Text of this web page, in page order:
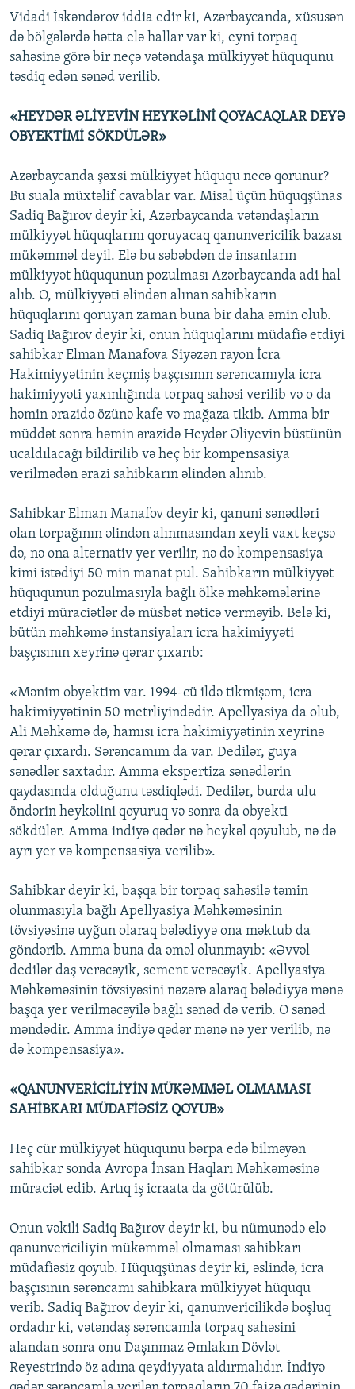
Vidadi İskəndərov iddia edir ki, Azərbaycanda, xüsusən
də bölgələrdə hətta elə hallar var ki, eyni torpaq
sahəsinə görə bir neçə vətəndaşa mülkiyyət hüququnu
təsdiq edən sənəd verilib.
«HEYDƏR ƏLİYEVİN HEYKƏLİNİ QOYACAQLAR DEYƏ
OBYEKTİMİ SÖKDÜLƏR»
Azərbaycanda şəxsi mülkiyyət hüququ necə qorunur?
Bu suala müxtəlif cavablar var. Misal üçün hüquqşünas
Sadiq Bağırov deyir ki, Azərbaycanda vətəndaşların
mülkiyyət hüquqlarını qoruyacaq qanunvericilik bazası
mükəmməl deyil. Elə bu səbəbdən də insanların
mülkiyyət hüququnun pozulması Azərbaycanda adi hal
alıb. O, mülkiyyəti əlindən alınan sahibkarın
hüquqlarını qoruyan zaman buna bir daha əmin olub.
Sadiq Bağırov deyir ki, onun hüquqlarını müdafiə etdiyi
sahibkar Elman Manafova Siyəzən rayon İcra
Hakimiyyətinin keçmiş başçısının sərəncamıyla icra
hakimiyyəti yaxınlığında torpaq sahəsi verilib və o da
həmin ərazidə özünə kafe və mağaza tikib. Amma bir
müddət sonra həmin ərazidə Heydər Əliyevin büstünün
ucaldılacağı bildirilib və heç bir kompensasiya
verilmədən ərazi sahibkarın əlindən alınıb.
Sahibkar Elman Manafov deyir ki, qanuni sənədləri
olan torpağının əlindən alınmasından xeyli vaxt keçsə
də, nə ona alternativ yer verilir, nə də kompensasiya
kimi istədiyi 50 min manat pul. Sahibkarın mülkiyyət
hüququnun pozulmasıyla bağlı ölkə məhkəmələrinə
etdiyi müraciətlər də müsbət nəticə verməyib. Belə ki,
bütün məhkəmə instansiyaları icra hakimiyyəti
başçısının xeyrinə qərar çıxarıb:
«Mənim obyektim var. 1994-cü ildə tikmişəm, icra
hakimiyyətinin 50 metrliyindədir. Apellyasiya da olub,
Ali Məhkəmə də, hamısı icra hakimiyyətinin xeyrinə
qərar çıxardı. Sərəncamım da var. Dedilər, guya
sənədlər saxtadır. Amma ekspertiza sənədlərin
qaydasında olduğunu təsdiqlədi. Dedilər, burda ulu
öndərin heykəlini qoyuruq və sonra da obyekti
sökdülər. Amma indiyə qədər nə heykəl qoyulub, nə də
ayrı yer və kompensasiya verilib».
Sahibkar deyir ki, başqa bir torpaq sahəsilə təmin
olunmasıyla bağlı Apellyasiya Məhkəməsinin
tövsiyəsinə uyğun olaraq bələdiyyə ona məktub da
göndərib. Amma buna da əməl olunmayıb: «Əvvəl
dedilər daş verəcəyik, sement verəcəyik. Apellyasiya
Məhkəməsinin tövsiyəsini nəzərə alaraq bələdiyyə mənə
başqa yer verilməcəyilə bağlı sənəd də verib. O sənəd
məndədir. Amma indiyə qədər mənə nə yer verilib, nə
də kompensasiya».
«QANUNVERİCİLİYİN MÜKƏMMƏL OLMAMASI
SAHİBKARI MÜDAFİƏSİZ QOYUB»
Heç cür mülkiyyət hüququnu bərpa edə bilməyən
sahibkar sonda Avropa İnsan Haqları Məhkəməsinə
müraciət edib. Artıq iş icraata da götürülüb.
Onun vəkili Sadiq Bağırov deyir ki, bu nümunədə elə
qanunvericiliyin mükəmməl olmaması sahibkarı
müdafiəsiz qoyub. Hüquqşünas deyir ki, əslində, icra
başçısının sərəncamı sahibkara mülkiyyət hüququ
verib. Sadiq Bağırov deyir ki, qanunvericilikdə boşluq
ordadır ki, vətəndaş sərəncamla torpaq sahəsini
alandan sonra onu Daşınmaz Əmlakın Dövlət
Reyestrində öz adına qeydiyyata aldırmalıdır. İndiyə